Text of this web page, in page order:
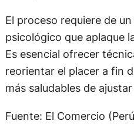
El proceso requiere de
psicológico que aplaque
Es esencial ofrecer
reorientar el placer a fin
más saludables de
Fuente: El Comercio